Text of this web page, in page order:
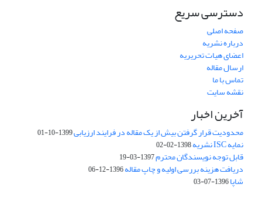
دسترسی سریع
صفحه اصلی
درباره نشریه
اعضای هیات تحریریه
ارسال مقاله
تماس با ما
نقشه سایت
آخرین اخبار
محدودیت قرار گرفتن بیش از یک مقاله در فرایند ارزیابی1399-10-01
نمایه ISC نشریه 1398-02-02
قابل توجه نویسندگان محترم1397-03-19
دریافت هزینه بررسی اولیه و چاپ مقاله1396-12-06
شاپا1396-07-03